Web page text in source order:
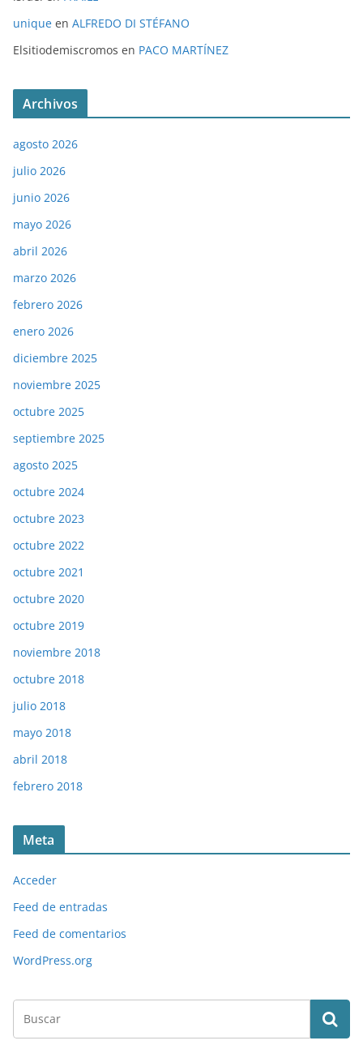
unique en ALFREDO DI STÉFANO
Elsitiodemiscromos en PACO MARTÍNEZ
Archivos
agosto 2026
julio 2026
junio 2026
mayo 2026
abril 2026
marzo 2026
febrero 2026
enero 2026
diciembre 2025
noviembre 2025
octubre 2025
septiembre 2025
agosto 2025
octubre 2024
octubre 2023
octubre 2022
octubre 2021
octubre 2020
octubre 2019
noviembre 2018
octubre 2018
julio 2018
mayo 2018
abril 2018
febrero 2018
Meta
Acceder
Feed de entradas
Feed de comentarios
WordPress.org